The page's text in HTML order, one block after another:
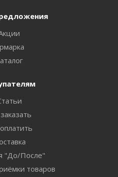
"До/После"
товаров